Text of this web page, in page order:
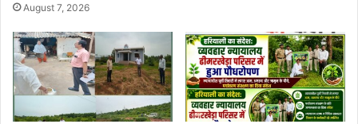
August 7, 2026